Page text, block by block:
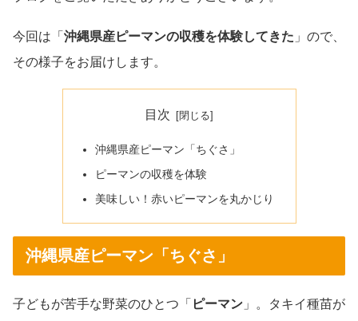
今回は「 沖縄県産ピーマンの収穫を体験してきた 」ので、
その様子をお届けします。
目次
沖縄県産ピーマン「ちぐさ」
ピーマンの収穫を体験
美味しい！赤いピーマンを丸かじり
沖縄県産ピーマン「ちぐさ」
子どもが苦手な野菜のひとつ「 ピーマン 」。タキイ種苗が